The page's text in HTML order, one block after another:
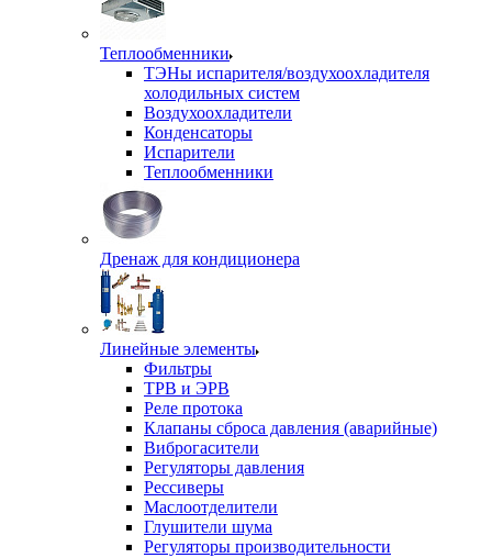
Теплообменники
ТЭНы испарителя/воздухоохладителя
холодильных систем
Воздухоохладители
Конденсаторы
Испарители
Теплообменники
Дренаж для кондиционера
Линейные элементы
Фильтры
ТРВ и ЭРВ
Реле протока
Клапаны сброса давления (аварийные)
Виброгасители
Регуляторы давления
Рессиверы
Маслоотделители
Глушители шума
Регуляторы производительности